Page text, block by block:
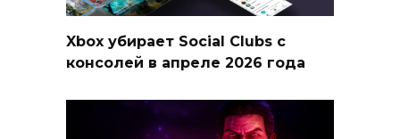
Xbox убирает Social Clubs с
консолей в апреле 2026 года